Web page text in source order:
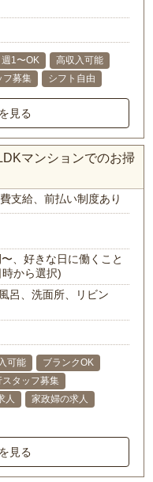
週1〜OK
高収入可能
フ募集 シフト自由
見る
マンションでのお掃
費支給、前払い制度あり
、好きな日に働くこと
から選択)
呂、洗面所、リビン
可能
ブランクOK
スタッフ募集
人
家政婦の求人
見る